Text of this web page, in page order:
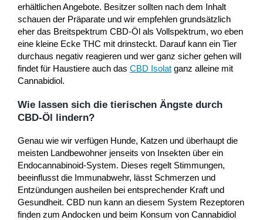
erhältlichen Angebote. Besitzer sollten nach dem Inhalt
schauen der Präparate und wir empfehlen grundsätzlich
eher das Breitspektrum CBD-Öl als Vollspektrum, wo eben
eine kleine Ecke THC mit drinsteckt. Darauf kann ein Tier
durchaus negativ reagieren und wer ganz sicher gehen will
findet für Haustiere auch das CBD Isolat ganz alleine mit
Cannabidiol.
Wie lassen sich die tierischen Ängste durch
CBD-Öl lindern?
Genau wie wir verfügen Hunde, Katzen und überhaupt die
meisten Landbewohner jenseits von Insekten über ein
Endocannabinoid-System. Dieses regelt Stimmungen,
beeinflusst die Immunabwehr, lässt Schmerzen und
Entzündungen ausheilen bei entsprechender Kraft und
Gesundheit. CBD nun kann an diesem System Rezeptoren
finden zum Andocken und beim Konsum von Cannabidiol